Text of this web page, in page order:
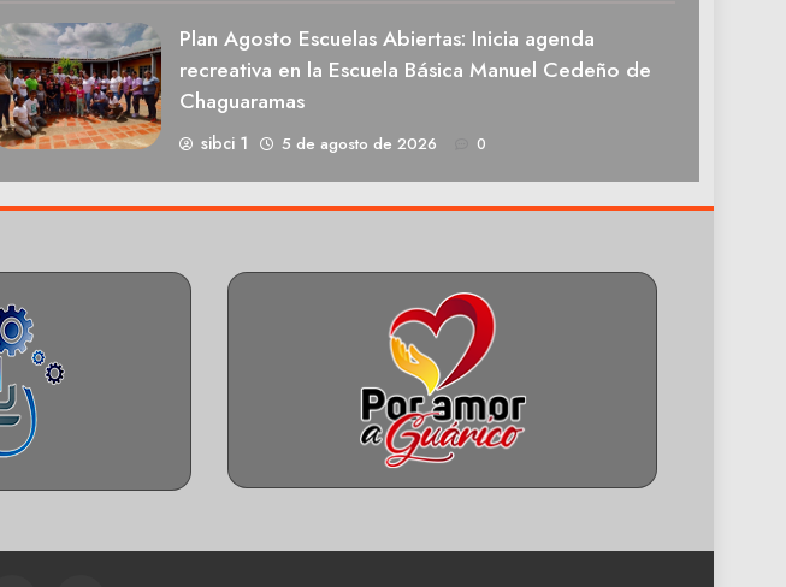
Plan Agosto Escuelas Abiertas: Inicia agenda
recreativa en la Escuela Básica Manuel Cedeño de
Chaguaramas
sibci 1 5 de agosto de 2026 0